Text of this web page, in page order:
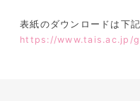
表紙のダウンロードは下
https://www.tais.ac.jp/